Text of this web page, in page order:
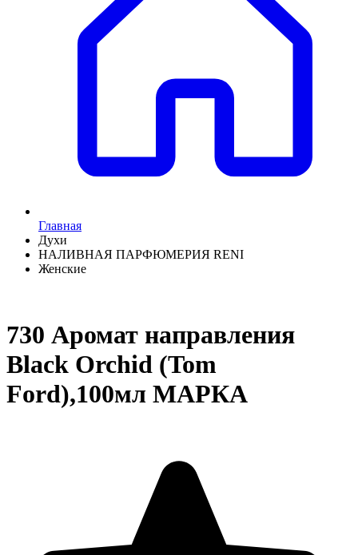
Главная
Духи
НАЛИВНАЯ ПАРФЮМЕРИЯ RENI
Женские
730 Аромат направления
Black Orchid (Tom
Ford),100мл МАРКА